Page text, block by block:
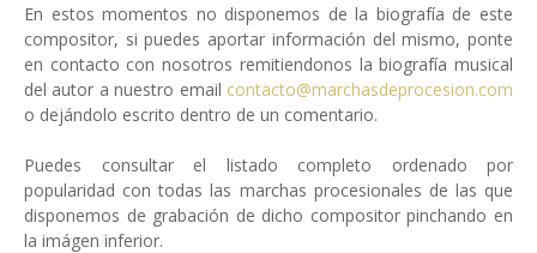
En estos momentos no disponemos de la biografía de este
compositor, si puedes aportar información del mismo, ponte
en contacto con nosotros remitiendonos la biografía musical
del autor a nuestro email contacto@marchasdeprocesion.com
o dejándolo escrito dentro de un comentario.
Puedes consultar el listado completo ordenado por
popularidad con todas las marchas procesionales de las que
disponemos de grabación de dicho compositor pinchando en
la imágen inferior.